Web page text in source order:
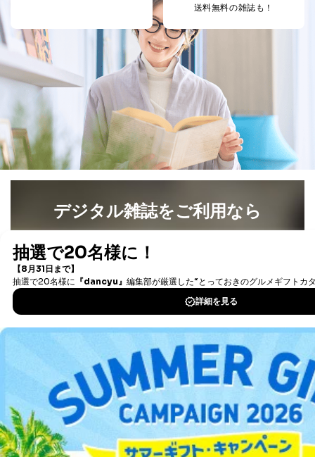
送料無料の雑誌も！
デジタル雑誌をご利用なら
書籍）が無料で読み放題！
DOWNLOAD FOR IOS
DOWNLOAD FOR ANDROID
ご利用方法はこちら
総合案内